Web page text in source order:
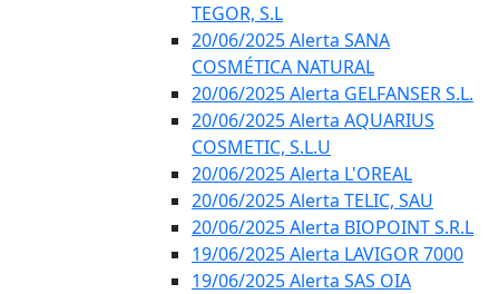
TEGOR, S.L
20/06/2025 Alerta SANA
COSMÉTICA NATURAL
20/06/2025 Alerta GELFANSER S.L.
20/06/2025 Alerta AQUARIUS
COSMETIC, S.L.U
20/06/2025 Alerta L'OREAL
20/06/2025 Alerta TELIC, SAU
20/06/2025 Alerta BIOPOINT S.R.L
19/06/2025 Alerta LAVIGOR 7000
19/06/2025 Alerta SAS OIA